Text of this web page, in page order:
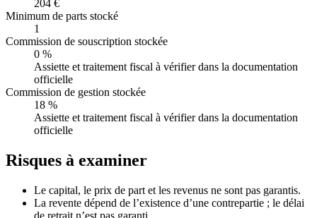
204 €
Minimum de parts stocké
1
Commission de souscription stockée
0 %
Assiette et traitement fiscal à vérifier dans la documentation
officielle
Commission de gestion stockée
18 %
Assiette et traitement fiscal à vérifier dans la documentation
officielle
Risques à examiner
Le capital, le prix de part et les revenus ne sont pas garantis.
La revente dépend de l’existence d’une contrepartie ; le délai